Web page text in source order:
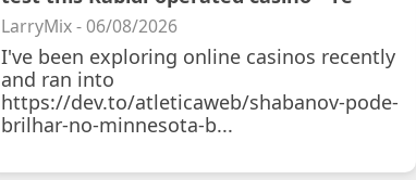
LarryMix - 06/08/2026
I've been exploring online casinos recently
and ran into
https://dev.to/atleticaweb/shabanov-pode-
brilhar-no-minnesota-b...